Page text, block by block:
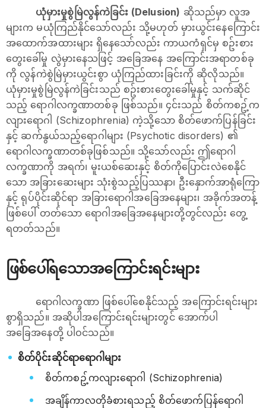
ယုံမှားမှုစွဲမြဲလွန်ကဲခြင်း (Delusion) ဆိုသည်မှာ လူအ
များက မယုံကြည်နိုင်သော်လည်း သို့မဟုတ် မှားယွင်းနေကြောင်း
အထောက်အထားများ ရှိနေသော်လည်း ကာယကံရှင်မှ စဥ်းစား
တွေးခေါ်မှု လွဲမှားနေသဖြင့် အခြေအနေ အကြောင်းအရာတစ်ခု
ကို လွန်ကဲစွဲမြဲမှားယွင်းစွာ ယုံကြည်ထားခြင်းကို ဆိုလိုသည်။
ယုံမှားမှုစွဲမြဲလွန်ကဲခြင်းသည် စဥ်းစားတွေးခေါ်မှုနှင့် သက်ဆိုင်
သည့် ရောဂါလက္ခဏာတစ်ခု ဖြစ်သည်။ ၄င်းသည် စိတ်ကစဥ့်က
လျားရောဂါ (Schizophrenia) ကဲ့သို့သော စိတ်ဖောက်ပြန်ခြင်း
နှင့် ဆက်နွယ်သည့်ရောဂါများ (Psychotic disorders) ၏
ရောဂါလက္ခဏာတစ်ခုဖြစ်သည်။ သို့သော်လည်း ဤရောဂါ
လက္ခဏာကို အရက်၊ မူးယစ်ဆေးနှင့် စိတ်ကိုပြောင်းလဲစေနိုင်
သော အခြားဆေးများ သုံးစွဲသည့်ပြဿနာ၊ ဦးနှောက်အာရုံကြော
နှင့် ရုပ်ပိုင်းဆိုင်ရာ အခြားရောဂါအခြေအနေများ၊ အခိုက်အတန့်
ဖြစ်ပေါ် တတ်သော ရောဂါအခြေအနေများတို့တွင်လည်း တွေ့
ရတတ်သည်။
ဖြစ်ပေါ်ရသောအကြောင်းရင်းများ
ရောဂါလက္ခဏာ ဖြစ်ပေါ်စေနိုင်သည့် အကြောင်းရင်းများ
စွာရှိသည်။ အဆိုပါအ‌ကြောင်းရင်းများတွင် အောက်ပါ
အခြေအနေတို့ ပါဝင်သည်။
စိတ်ပိုင်းဆိုင်ရာရောဂါများ
စိတ်ကစဥ့်ကလျားရောဂါ (Schizophrenia)
အချိန်ကာလတိုခံစားရသည့် စိတ်ဖောက်ပြန်ရောဂါ